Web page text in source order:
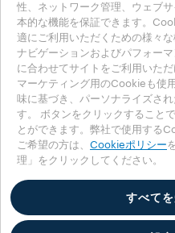
FAQ
お問い合わせ
採用情報
LEGAL NOTES
利用規約
国を選んでください
日本
日本
他の国
プライバシーポリシー
Accessibility Statement
性、ネットワーク管理、ウェブ
本的な機能を保証できます。
適にご利用いただくための様々
ナビゲーションおよびパフォー
に合わせてサイトをご利用いた
マーケティング用のCookieも使
味に基づき、パーソナライズさ
す。 ボタンをクリックすること
とができます。弊社で使用する
ご希望の方は、 Cookieポリシー
理」をクリックしてください。
すべて